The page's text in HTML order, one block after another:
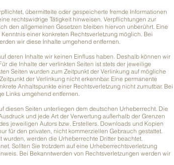
übermittelte oder gespeicherte fremde Informationen
rechtswidrige Tätigkeit hinweisen. Verpflichtungen zur
den allgemeinen Gesetzen bleiben hiervon unberührt. Eine
einer konkreten Rechtsverletzung möglich. Bei
wir diese Inhalte umgehend entfernen.
deren Inhalte wir keinen Einfluss haben. Deshalb können wir
die Inhalte der verlinkten Seiten ist stets der jeweilige
Seiten wurden zum Zeitpunkt der Verlinkung auf mögliche
der Verlinkung nicht erkennbar. Eine permanente
Anhaltspunkte einer Rechtsverletzung nicht zumutbar. Bei
Links umgehend entfernen.
diesen Seiten unterliegen dem deutschen Urheberrecht. Die
und jede Art der Verwertung außerhalb der Grenzen
jeweiligen Autors bzw. Erstellers. Downloads und Kopien
für den privaten, nicht kommerziellen Gebrauch gestattet.
werden die Urheberrechte Dritter beachtet.
Sollten Sie trotzdem auf eine Urheberrechtsverletzung
Bei Bekanntwerden von Rechtsverletzungen werden wir